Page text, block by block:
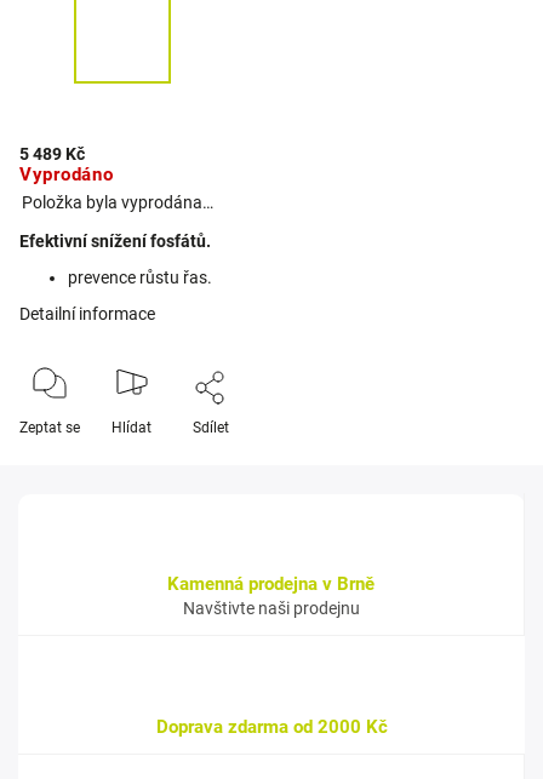
5 489 Kč
Vyprodáno
Položka byla vyprodána…
Efektivní snížení fosfátů.
prevence růstu řas.
Detailní informace
Zeptat se Hlídat Sdílet
Kamenná prodejna v Brně
Navštivte naši prodejnu
Doprava zdarma od 2000 Kč